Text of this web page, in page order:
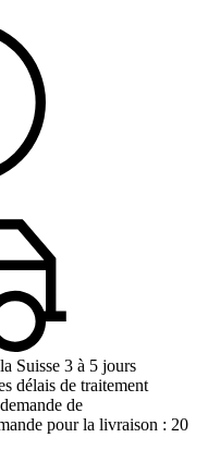
Suisse 3 à 5 jours
délais de traitement
de
pour la livraison : 20